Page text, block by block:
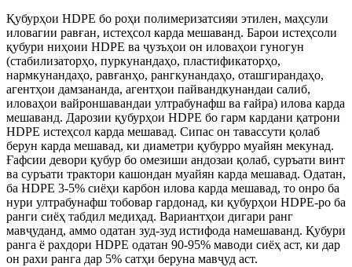
Қубурҳои HDPE бо роҳи полимеризатсияи этилен, маҳсули
иловагии равған, истеҳсол карда мешаванд. Барои истеҳсоли
қубури ниҳоии HDPE ва ҷузъҳои он иловаҳои гуногун
(стабилизаторҳо, пуркунандаҳо, пластификаторҳо,
нармкунандаҳо, равғанҳо, рангкунандаҳо, оташгирандаҳо,
агентҳои дамзананда, агентҳои пайвандкунандаи салиб,
иловаҳои вайроншавандаи ултрабунафш ва ғайра) илова карда
мешаванд. Дарозии қубурҳои HDPE бо гарм кардани қатрони
HDPE истеҳсол карда мешавад. Сипас он тавассути қолаб
берун карда мешавад, ки диаметри қубурро муайян мекунад.
Ғафсии девори қубур бо омезиши андозаи қолаб, суръати винт
ва суръати трактори кашондан муайян карда мешавад. Одатан,
ба HDPE 3-5% сиёҳи карбон илова карда мешавад, то онро ба
нури ултрабунафш тобовар гардонад, ки қубурҳои HDPE-ро ба
ранги сиёҳ табдил медиҳад. Вариантҳои дигари ранг
мавҷуданд, аммо одатан зуд-зуд истифода намешаванд. Қубури
ранга ё рахдори HDPE одатан 90-95% маводи сиёҳ аст, ки дар
он рахи ранга дар 5% сатҳи беруна мавҷуд аст.